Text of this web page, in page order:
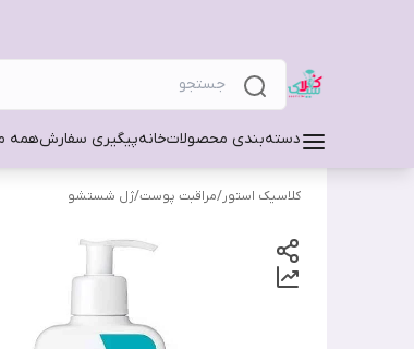
دسته‌بندی محصولاتخانهپیگیری سفارشهمه
کلاسیک استور/مراقبت پوست/ژل شستشو